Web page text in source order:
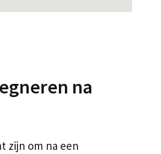
na
zijn om na een